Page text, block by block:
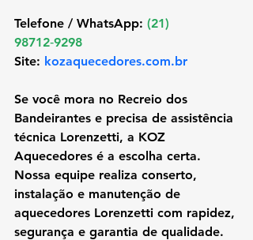
Telefone / WhatsApp: (21)
98712‑9298
Site: kozaquecedores.com.br
Se você mora no Recreio dos
Bandeirantes e precisa de assistência
técnica Lorenzetti, a KOZ
Aquecedores é a escolha certa.
Nossa equipe realiza conserto,
instalação e manutenção de
aquecedores Lorenzetti com rapidez,
segurança e garantia de qualidade.